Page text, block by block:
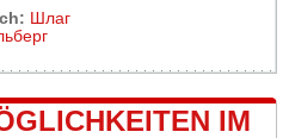
Шлаг
IM